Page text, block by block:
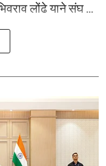
लोंढे याने संघ ...